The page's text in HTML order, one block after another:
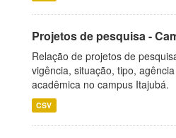
Projetos de pesquisa -
Relação de projetos de
vigência, situação, tipo,
acadêmica no campus Itajubá.
CSV